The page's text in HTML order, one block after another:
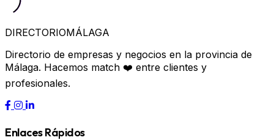
DIRECTORIOMÁLAGA
Directorio de empresas y negocios en la provincia de
Málaga. Hacemos match ❤️ entre clientes y
profesionales.
Enlaces Rápidos